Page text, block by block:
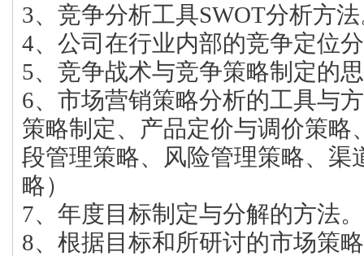
3、竞争分析工具SWOT分析方
4、公司在行业内部的竞争定位
5、竞争战术与竞争策略制定的
6、市场营销策略分析的工具与
策略制定、产品定价与调价策略
段管理策略、风险管理策略、渠
略）
7、年度目标制定与分解的方法。
8、根据目标和所研讨的市场策